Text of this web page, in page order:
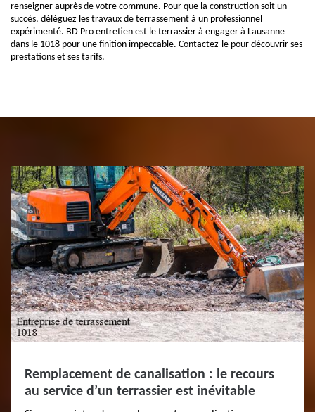
renseigner auprès de votre commune. Pour que la construction soit un
succès, déléguez les travaux de terrassement à un professionnel
expérimenté. BD Pro entretien est le terrassier à engager à Lausanne
dans le 1018 pour une finition impeccable. Contactez-le pour découvrir ses
prestations et ses tarifs.
Remplacement de canalisation : le recours
au service d’un terrassier est inévitable